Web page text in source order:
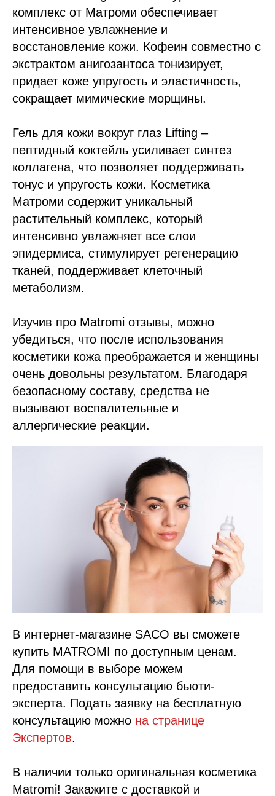
комплекс от Матроми обеспечивает
интенсивное увлажнение и
восстановление кожи. Кофеин совместно с
экстрактом анигозантоса тонизирует,
придает коже упругость и эластичность,
сокращает мимические морщины.
Гель для кожи вокруг глаз Lifting –
пептидный коктейль усиливает синтез
коллагена, что позволяет поддерживать
тонус и упругость кожи. Косметика
Матроми содержит уникальный
растительный комплекс, который
интенсивно увлажняет все слои
эпидермиса, стимулирует регенерацию
тканей, поддерживает клеточный
метаболизм.
Изучив про Matromi отзывы, можно
убедиться, что после использования
косметики кожа преображается и женщины
очень довольны результатом. Благодаря
безопасному составу, средства не
вызывают воспалительные и
аллергические реакции.
В интернет-магазине SACO вы сможете
купить MATROMI по доступным ценам.
Для помощи в выборе можем
предоставить консультацию бьюти-
эксперта. Подать заявку на бесплатную
консультацию можно на странице
Экспертов.
В наличии только оригинальная косметика
Matromi! Закажите с доставкой и